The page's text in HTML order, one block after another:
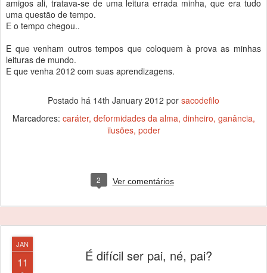
amigos ali, tratava-se de uma leitura errada minha, que era tudo
uma questão de tempo.
E o tempo chegou..
E que venham outros tempos que coloquem à prova as minhas
leituras de mundo.
E que venha 2012 com suas aprendizagens.
Postado há 14th January 2012 por sacodefilo
Marcadores: caráter deformidades da alma dinheiro ganância
ilusões poder
2 Ver comentários
JAN
11 É difícil ser pai, né, pai?